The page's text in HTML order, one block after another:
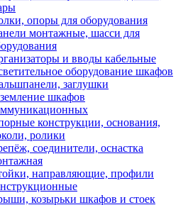
опоры для оборудования
монтажные, шасси для
и вводы кабельные
оборудование шкафов
заглушки
шкафов
конструкции, основания,
ролики
соединители, оснастка
направляющие, профили
козырьки шкафов и стоек